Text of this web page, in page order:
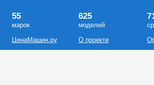
55
марок
ЦенаМашин.ру
625
моделей
О проекте